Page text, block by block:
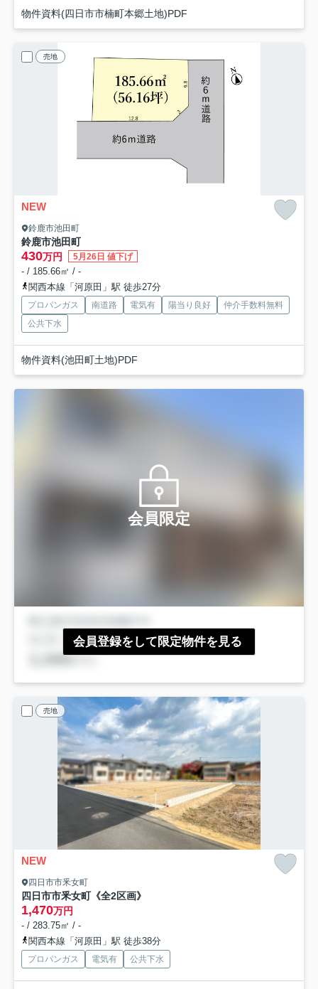
物件資料(四日市市楠町本郷土地)PDF
売地
NEW
鈴鹿市池田町
鈴鹿市池田町
430万円 5月26日 値下げ
- / 185.66㎡ / -
関西本線「河原田」駅 徒歩27分
プロパンガス 南道路 電気有 陽当り良好
仲介手数料無料
公共下水
物件資料(池田町土地)PDF
会員限定
会員登録をして限定物件を見る
売地
NEW
四日市市釆女町
四日市市釆女町《全2区画》
1,470万円
- / 283.75㎡ / -
関西本線「河原田」駅 徒歩38分
プロパンガス 電気有 公共下水